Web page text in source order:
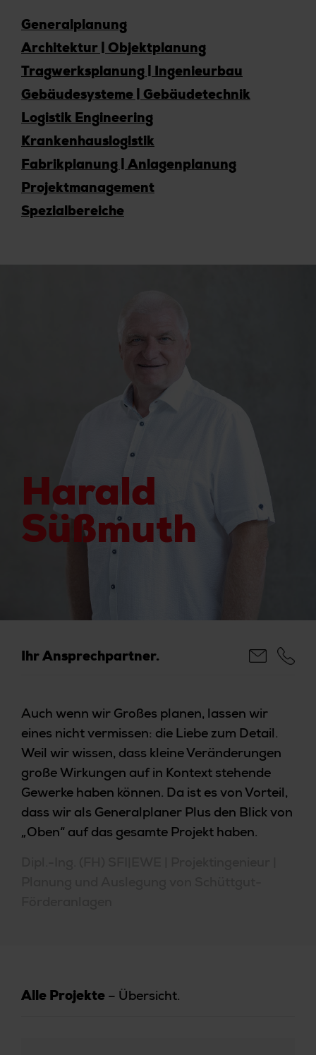
Generalplanung
Architektur | Objektplanung
Tragwerksplanung | Ingenieurbau
Gebäudesysteme | Gebäudetechnik
Logistik Engineering
Krankenhauslogistik
Fabrikplanung | Anlagenplanung
Projektmanagement
Spezialbereiche
Harald
Süßmuth
Ihr Ansprechpartner.
Auch wenn wir Großes planen, lassen wir
eines nicht vermissen: die Liebe zum Detail.
Weil wir wissen, dass kleine Veränderungen
große Wirkungen auf in Kontext stehende
Gewerke haben können. Da ist es von Vorteil,
dass wir als Generalplaner Plus den Blick von
„Oben“ auf das gesamte Projekt haben.
Alle Projekte – Übersicht.